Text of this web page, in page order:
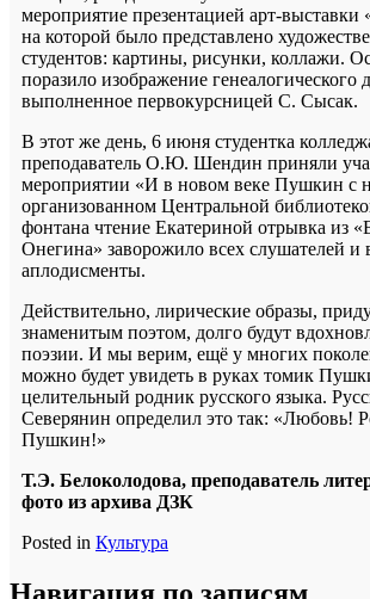
мероприятие презентацией арт-
на которой было представлено
студентов: картины, рисунки, коллажи.
поразило изображение
выполненное первокурсницей С. Сысак.
В этот же день, 6 июня студентка
преподаватель О.Ю. Шендин приняли
мероприятии «И в новом веке Пушкин с
организованном Центральной
фонтана чтение Екатериной отрывка из
Онегина» заворожило всех слушателей и
аплодисменты.
Действительно, лирические образы,
знаменитым поэтом, долго будут
поэзии. И мы верим, ещё у многих
можно будет увидеть в руках томик
целительный родник русского языка.
Северянин определил это так: «Любовь!
Пушкин!»
Т.Э. Белоколодова, преподаватель
фото из архива ДЗК
Posted in Культура
Навигация по записям